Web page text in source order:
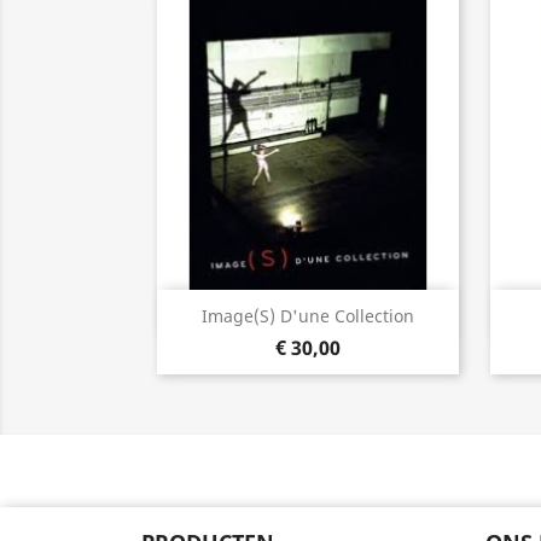
Image(s) D'une Collection
€ 30,00
Snel bekijken